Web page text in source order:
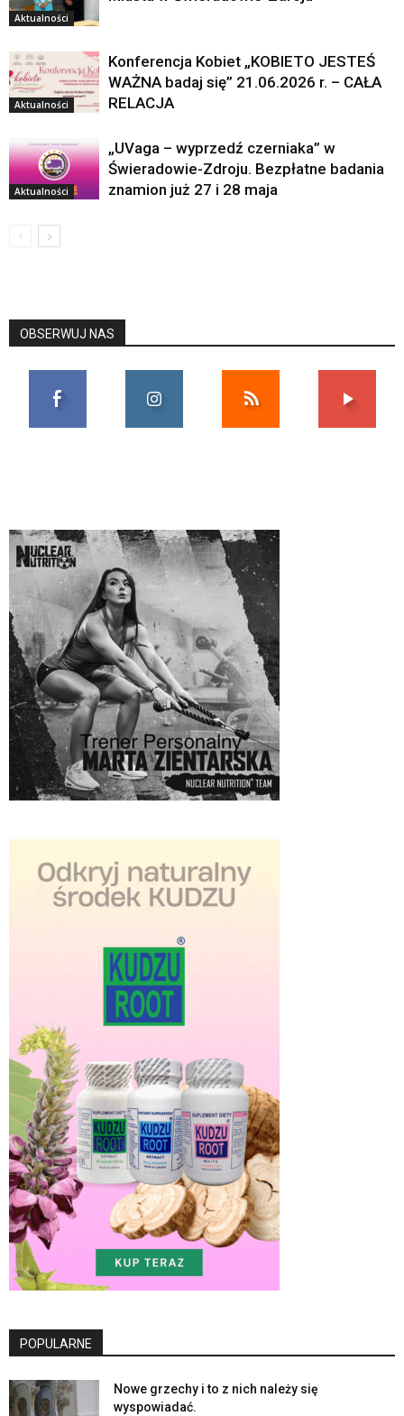
Aktualności
Aktualności
Konferencja Kobiet „KOBIETO JESTEŚ
WAŻNA badaj się” 21.06.2026 r. – CAŁA
RELACJA
Aktualności
„UVaga – wyprzedź czerniaka” w
Świeradowie-Zdroju. Bezpłatne badania
znamion już 27 i 28 maja
OBSERWUJ NAS
POPULARNE
Nowe grzechy i to z nich należy się
wyspowiadać.